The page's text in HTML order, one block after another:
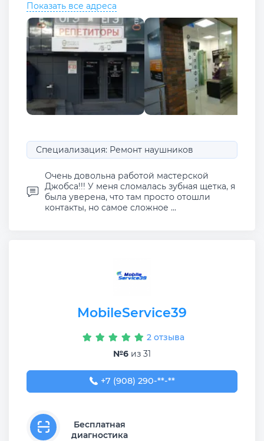
Показать все адреса
Специализация: Ремонт наушников
Очень довольна работой мастерской
Джобса!!! У меня сломалась зубная щетка, я
была уверена, что там просто отошли
контакты, но самое сложное ...
MobileService39
2 отзыва
№6 из 31
+7 (908) 290-09-97
+7 (908) 290-**-**
Бесплатная
диагностика